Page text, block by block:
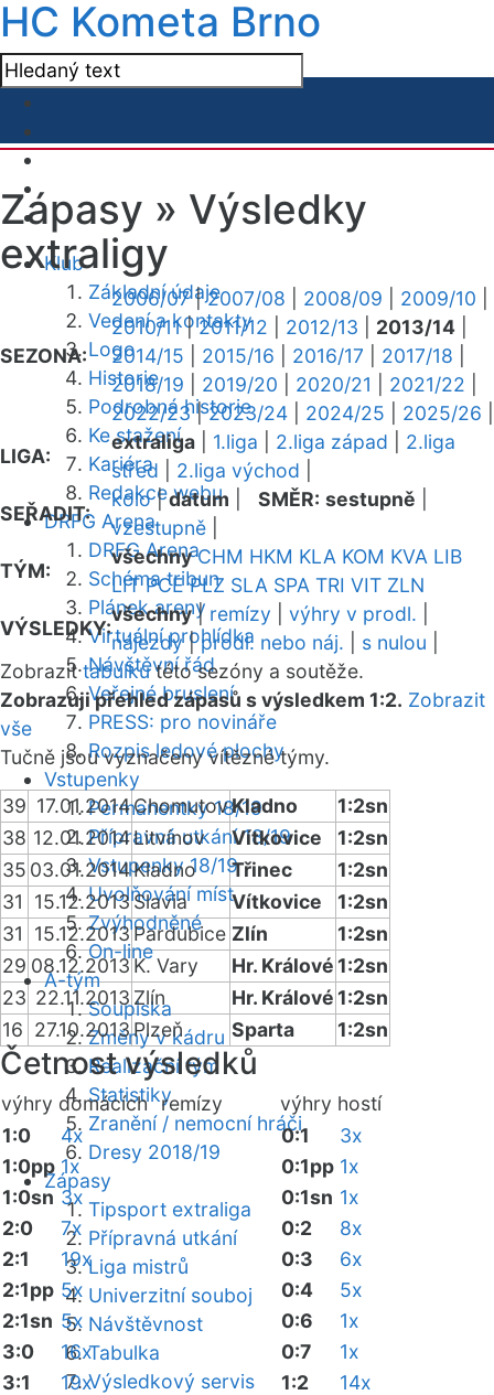
HC Kometa Brno
Klub
Základní údaje
Vedení a kontakty
Logo
Historie
Podrobná historie
Ke stažení
Kariéra
Redakce webu
DRFG Arena
DRFG Arena
Schéma tribun
Plánek areny
Virtuální prohlídka
Návštěvní řád
Veřejné bruslení
PRESS: pro novináře
Rozpis ledové plochy
Vstupenky
Permanentky 18/19
Přípravná utkání 18/19
Vstupenky 18/19
Uvolňování míst
Zvýhodněné
On-line
A-tým
Soupiska
Změny v kádru
Realizační tým
Statistiky
Zranění / nemocní hráči
Dresy 2018/19
Zápasy
Tipsport extraliga
Přípravná utkání
Liga mistrů
Univerzitní souboj
Návštěvnost
Tabulka
Výsledkový servis
Zápasy » Výsledky
extraligy
SEZONA:
2006/07|2007/08 2008/09 2009/10
2010/11|2011/12 2012/13 2013/14
2014/15
2015/16 2016/17 2017/18
2018/19
2019/20 2020/21 2021/22
2022/23|2023/24 2024/25 2025/26
LIGA:
extraliga 1.liga 2.liga západ
2.liga
střed
2.liga východ
SEŘADIT:
kolo|datum SMĚR: sestupně
vzestupně
TÝM:
všechny CHM HKM KLA KOM KVA LIB
LIT PCE PLZ SLA SPA TRI VIT ZLN
VÝSLEDKY:
všechny| remízy výhry v prodl.
nájezdy|prodl. nebo náj. s nulou
Zobrazittabulkutéto sezóny a soutěže.
Zobrazuji přehled zápasů s výsledkem 1:2. Zobrazit
vše
Tučně jsou vyznačeny vítězné týmy.
39 17.01.2014ChomutovKladno
1:2sn
38 12.01.2014Litvínov Vítkovice
1:2sn
35 03.01.2014Kladno Třinec
1:2sn
31
15.12.2013 Slavia Vítkovice
1:2sn
31
15.12.2013 Pardubice Zlín
1:2sn
29 08.12.2013K. Vary Hr. Králové 1:2sn
23 22.11.2013 Zlín Hr. Králové 1:2sn
16 27.10.2013Plzeň Sparta 1:2sn
Četnost výsledků
výhry domácíchremízy výhry hostí
1:0
4x
1:0pp 1x
1:0sn 3x
2:0
7x
2:1
19x
2:1pp 5x
2:1sn 5x
3:0
16x
3:1
19x
0:1
3x
0:1pp 1x
0:1sn 1x
0:2
8x
0:3
6x
0:4
5x
0:6
1x
0:7
1x
1:2
14x